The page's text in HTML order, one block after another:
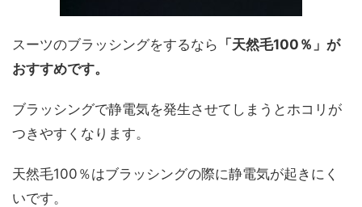
スーツのブラッシングをするなら 「天然毛100％」が
おすすめです。
ブラッシングで静電気を発生させてしまうとホコリが
つきやすくなります。
天然毛100％はブラッシングの際に静電気が起きにく
いです。